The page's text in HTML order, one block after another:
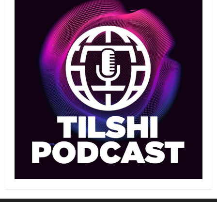
2
Иран құрамасының бас бапкері
отандық таеквондо
мамандарына жол көрсетуде
06/08/2026
3
Басты жаңалық Бокс
Үш жыл күткен жекпе-жек: Мейірім
Нұрсұлтановтың қарсыласы
анықталды
06/08/2026
4
Басқа Басты жаңалық Теннис
Қазақстандық теннисші Бублик өз
отаны Ресейде теннис кортын
ашты
06/08/2026